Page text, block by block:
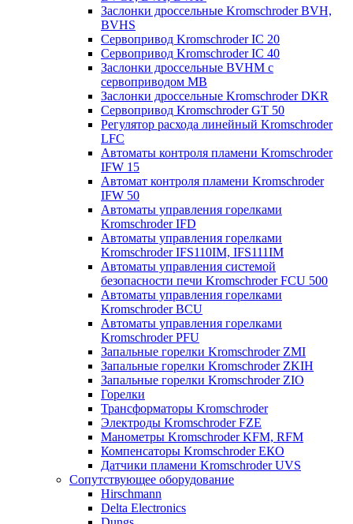
Заслонки дроссельные Kromschroder BVH,
BVHS
Сервопривод Kromschroder IC 20
Сервопривод Kromschroder IC 40
Заслонки дроссельные BVHM с
сервоприводом МВ
Заслонки дроссельные Kromschroder DKR
Cервопривод Kromschroder GT 50
Регулятор расхода линейный Kromschroder
LFC
Автоматы контроля пламени Kromschroder
IFW 15
Автомат контроля пламени Kromschroder
IFW 50
Автоматы управления горелками
Kromschroder IFD
Автоматы управления горелками
Kromschroder IFS110IM, IFS111IM
Автоматы управления системой
безопасности печи Kromschroder FCU 500
Автоматы управления горелками
Kromschroder BCU
Автоматы управления горелками
Kromschroder PFU
Запальные горелки Kromschroder ZМI
Запальные горелки Kromschroder ZKIH
Запальные горелки Kromschroder ZIO
Горелки
Трансформаторы Kromschroder
Электроды Kromschroder FZE
Манометры Kromschroder KFM, RFM
Компенсаторы Kromschroder ЕКО
Датчики пламени Kromschroder UVS
Сопутствующее оборудование
Hirschmann
Delta Electronics